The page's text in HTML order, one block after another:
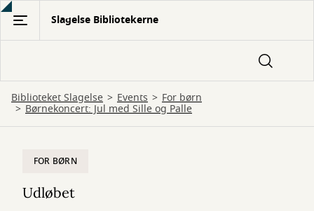
Gå
hovedindhold
Slagelse Bibliotekerne
Biblioteket Slagelse Events For børn
Børnekoncert: Jul med Sille og Palle
FOR BØRN
Udløbet